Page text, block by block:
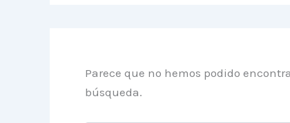
Parece que no hemos podido
búsqueda.